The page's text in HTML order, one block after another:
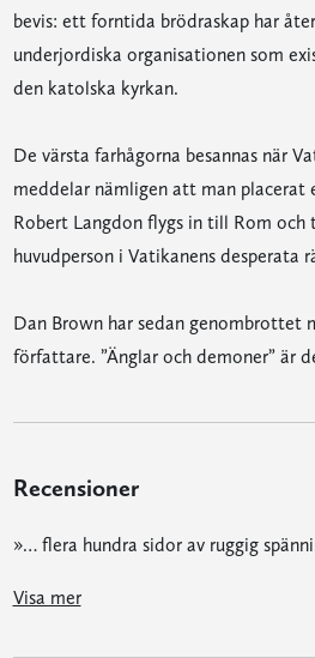
bevis: ett forntida brödraskap har
underjordiska organisationen som
den katolska kyrkan.
De värsta farhågorna besannas när
meddelar nämligen att man
Robert Langdon flygs in till Rom
huvudperson i Vatikanens desperata
Dan Brown har sedan genombrottet
författare. ”Änglar och demoner” är
Recensioner
»… flera hundra sidor av ruggig
Visa mer